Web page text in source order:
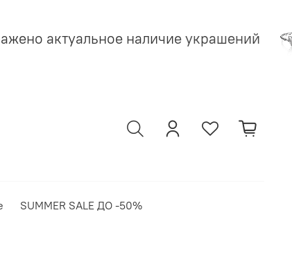
актуальное наличие украшений
SUMMER SALE ДО -50%